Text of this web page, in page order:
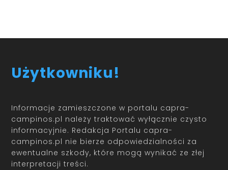
Użytkowniku!
Informacje zamieszczone w portalu capra-
campinos.pl należy traktować wyłącznie czysto
informacyjnie. Redakcja Portalu capra-
campinos.pl nie bierze odpowiedzialności za
ewentualne szkody, które mogą wynikać ze złej
interpretacji treści.